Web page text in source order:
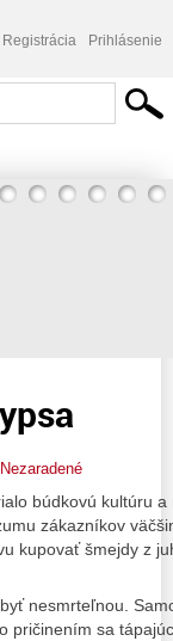
Registrácia Prihlásenie
Nezaradené
búdkovú kultúru
zákazníkov
kupovať šmejdy z
nesmrteľnou.
pričinením sa